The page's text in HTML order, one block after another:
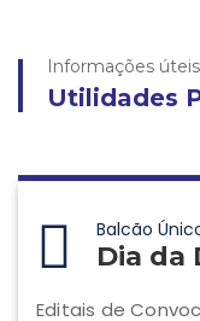
Informações úteis
Utilidades
Balcão
Dia da
Editais de